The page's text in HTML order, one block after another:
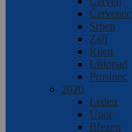
Červenec
Srpen
Září
Říjen
Listopad
Prosinec
2020
Leden
Únor
Březen